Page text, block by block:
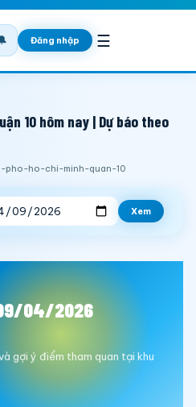
Đăng nhập ☰
10 hôm nay | Dự báo theo
pho-ho-chi-minh-quan-10
Xem
04/2026
gợi ý điểm tham quan tại khu